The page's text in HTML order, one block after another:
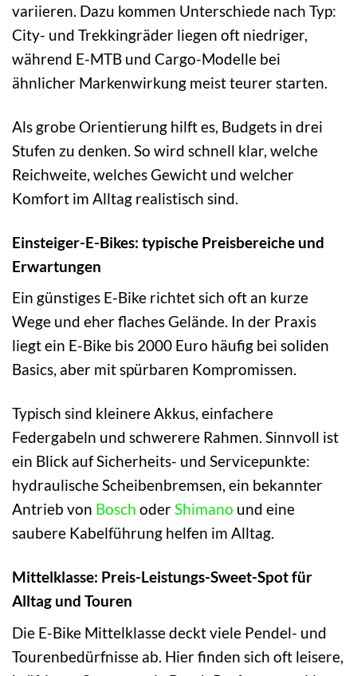
variieren. Dazu kommen Unterschiede nach Typ:
City- und Trekkingräder liegen oft niedriger,
während E-MTB und Cargo-Modelle bei
ähnlicher Markenwirkung meist teurer starten.
Als grobe Orientierung hilft es, Budgets in drei
Stufen zu denken. So wird schnell klar, welche
Reichweite, welches Gewicht und welcher
Komfort im Alltag realistisch sind.
Einsteiger-E-Bikes: typische Preisbereiche und
Erwartungen
Ein günstiges E-Bike richtet sich oft an kurze
Wege und eher flaches Gelände. In der Praxis
liegt ein E-Bike bis 2000 Euro häufig bei soliden
Basics, aber mit spürbaren Kompromissen.
Typisch sind kleinere Akkus, einfachere
Federgabeln und schwerere Rahmen. Sinnvoll ist
ein Blick auf Sicherheits- und Servicepunkte:
hydraulische Scheibenbremsen, ein bekannter
Antrieb von Bosch oderShimano und eine
saubere Kabelführung helfen im Alltag.
Mittelklasse: Preis-Leistungs-Sweet-Spot für
Alltag und Touren
Die E-Bike Mittelklasse deckt viele Pendel- und
Tourenbedürfnisse ab. Hier finden sich oft leisere,